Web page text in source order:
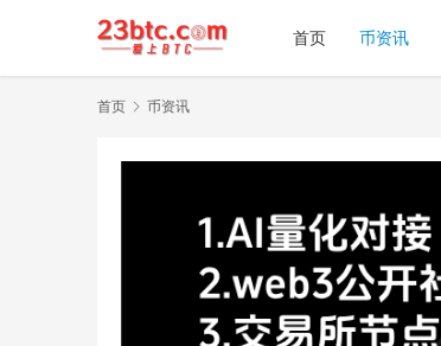
首页 币资讯
首页 币资讯